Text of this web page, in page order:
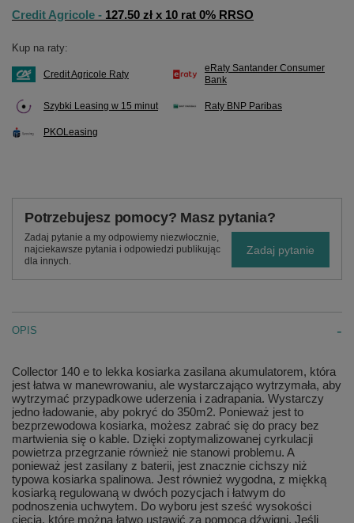
Credit Agricole - 127.50 zł x 10 rat 0% RRSO
Kup na raty:
Credit Agricole Raty
eRaty Santander Consumer
Bank
Szybki Leasing w 15 minut Raty BNP Paribas
PKOLeasing
Potrzebujesz pomocy? Masz pytania?
Zadaj pytanie a my odpowiemy niezwłocznie,
najciekawsze pytania i odpowiedzi publikując
dla innych.
Zadaj pytanie
OPIS
Collector 140 e to lekka kosiarka zasilana akumulatorem, która
jest łatwa w manewrowaniu, ale wystarczająco wytrzymała, aby
wytrzymać przypadkowe uderzenia i zadrapania. Wystarczy
jedno ładowanie, aby pokryć do 350m2. Ponieważ jest to
bezprzewodowa kosiarka, możesz zabrać się do pracy bez
martwienia się o kable. Dzięki zoptymalizowanej cyrkulacji
powietrza przegrzanie również nie stanowi problemu. A
ponieważ jest zasilany z baterii, jest znacznie cichszy niż
typowa kosiarka spalinowa. Jest również wygodna, z miękką
kosiarką regulowaną w dwóch pozycjach i łatwym do
podnoszenia uchwytem. Do wyboru jest sześć wysokości
cięcia, które można łatwo ustawić za pomocą dźwigni. Jeśli